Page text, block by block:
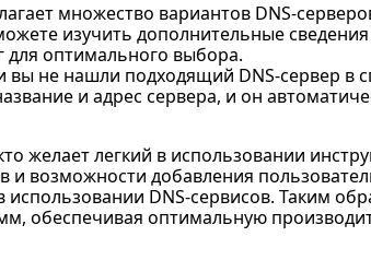
множество вариантов DNS-
изучить дополнительные
для оптимального выбора.
вы не нашли подходящий DNS-сервер в
и адрес сервера, и он
желает легкий в использовании
возможности добавления
DNS-сервисов. Таким
обеспечивая оптимальную